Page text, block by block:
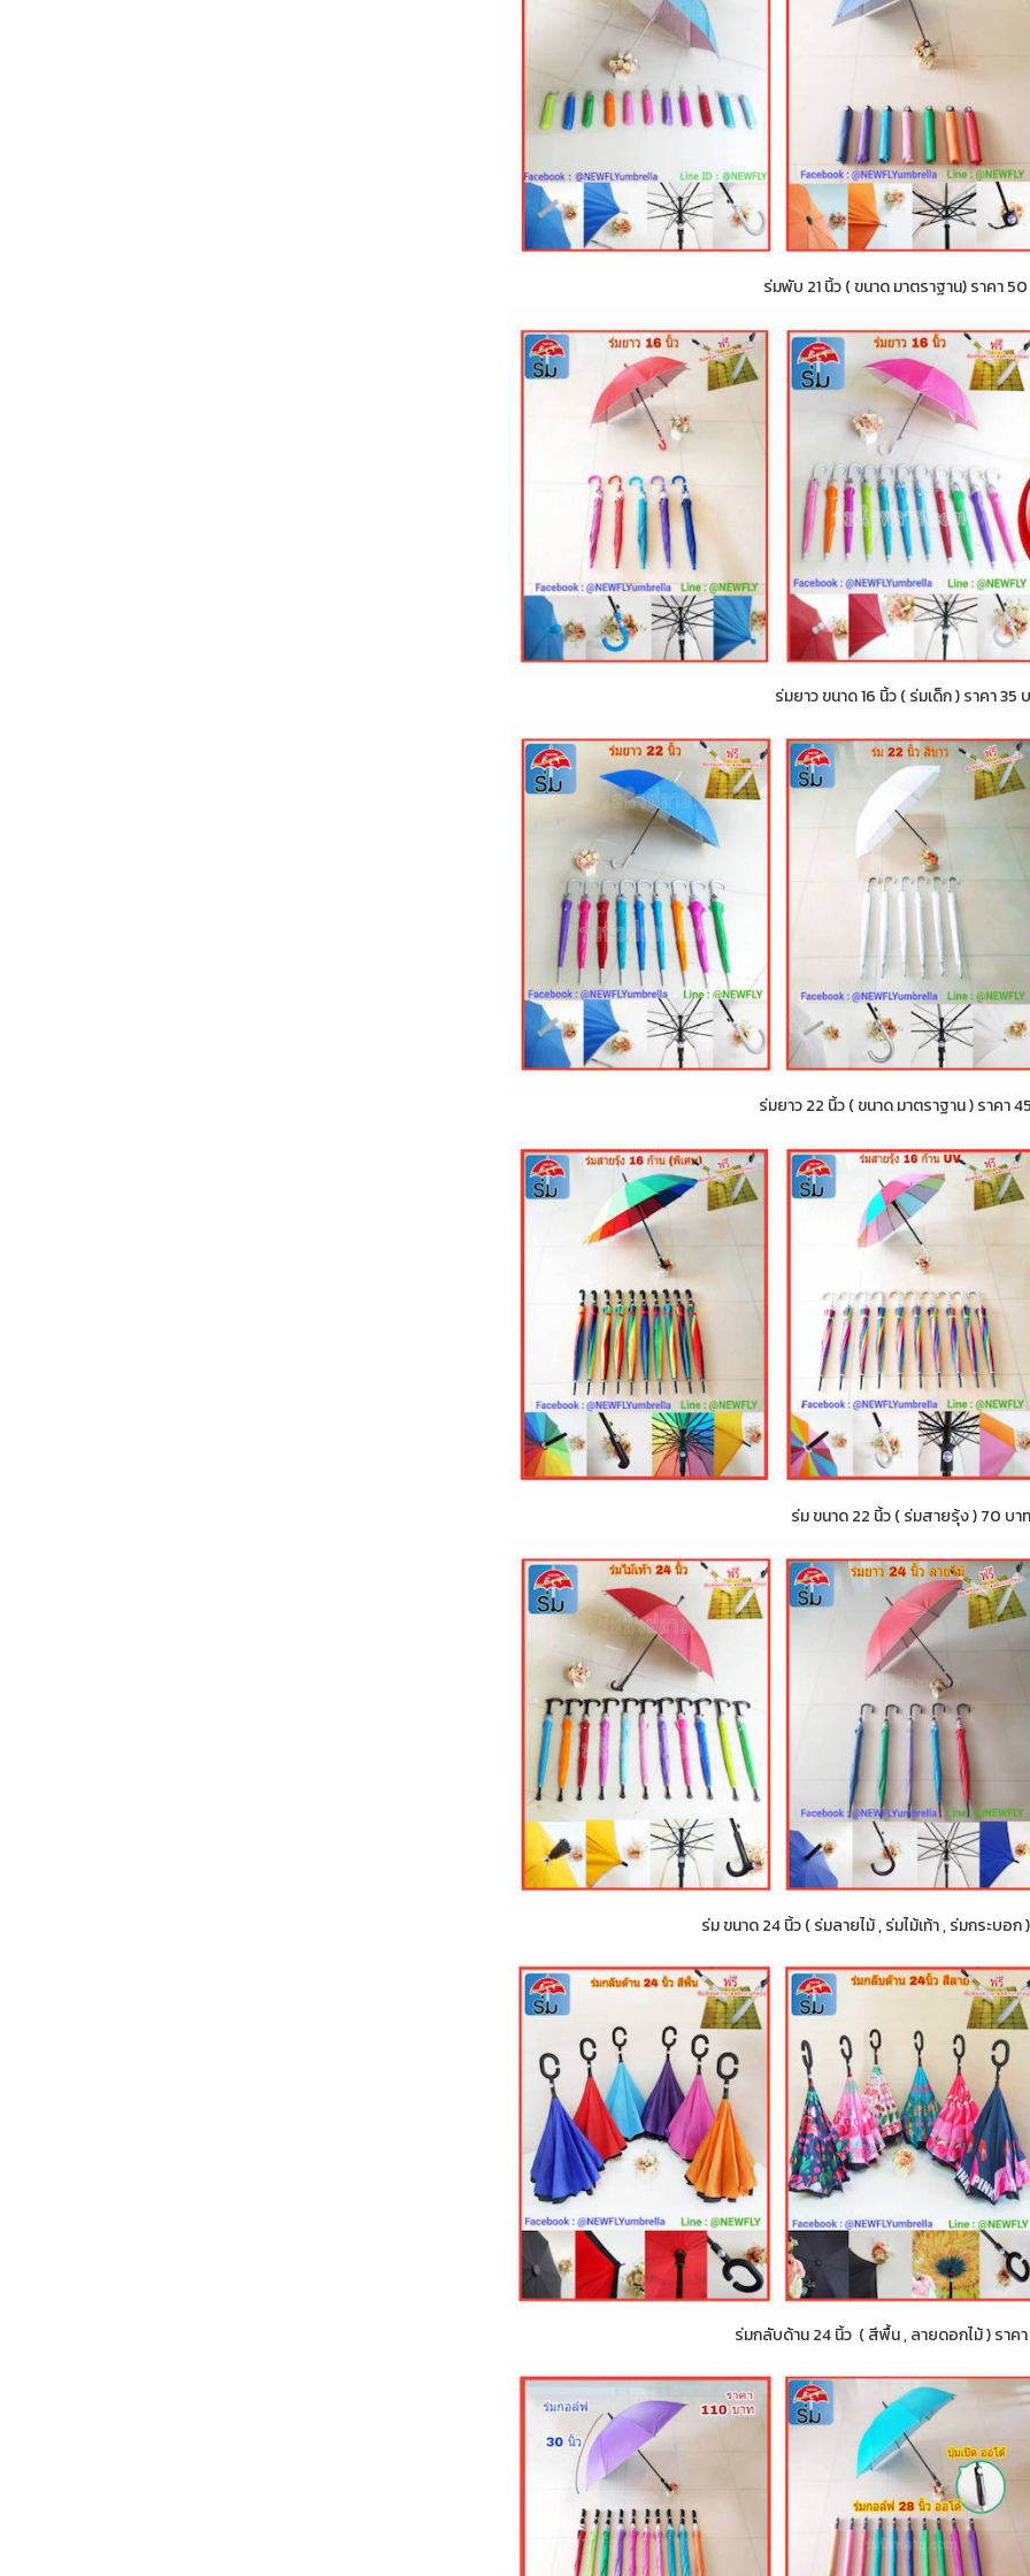
ร่มพับ 21 นิ้ว ( ขนาด มาตราฐาน) ราคา
ร่มยาว ขนาด 16 นิ้ว ( ร่มเด็ก ) ราคา 35
ร่มยาว 22 นิ้ว ( ขนาด มาตราฐาน ) ราคา
ร่ม ขนาด 22 นิ้ว ( ร่มสายรุ้ง ) 70 บาท
ร่ม ขนาด 24 นิ้ว ( ร่มลายไม้ , ร่มไม้เท้า , ร่มกระบอก
ร่มกลับด้าน 24 นิ้ว ( สีพื้น , ลายดอกไม้ ) ราค